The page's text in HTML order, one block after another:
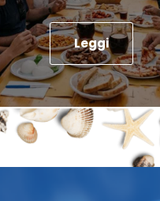
Leggi